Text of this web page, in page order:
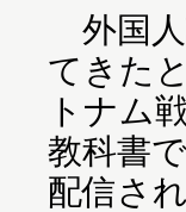
外国人
てきた
トナム
教科書
配信さ